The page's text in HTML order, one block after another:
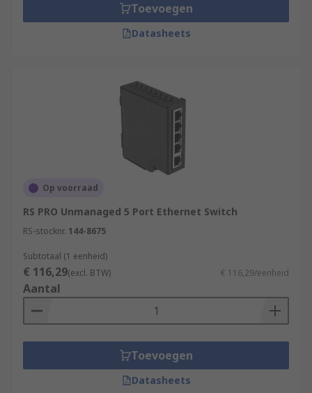
Toevoegen
Datasheets
Op voorraad
RS PRO Unmanaged 5 Port Ethernet Switch
RS-stocknr. 144-8675
Subtotaal (1 eenheid)
€ 116,29(excl. BTW) € 116,29/eenheid
Aantal
Toevoegen
Datasheets